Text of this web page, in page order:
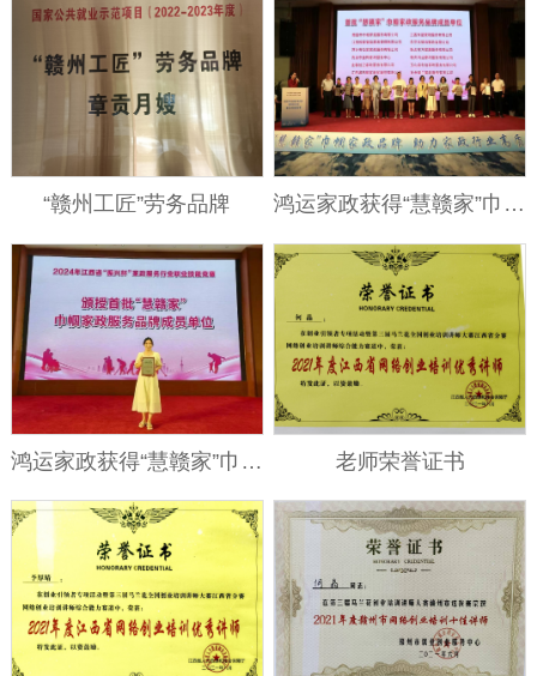
“赣州工匠”劳务品牌 鸿运家政获得“慧赣家”巾帼家政服务品牌单位
鸿运家政获得“慧赣家”巾帼家政服务品牌单位 老师荣誉证书